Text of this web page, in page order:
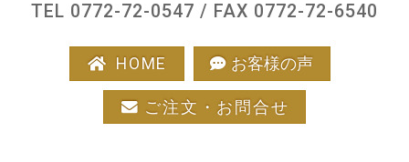
TEL 0772-72-0547 / FAX 0772-72-6540
HOME お客様の声
ご注文・お問合せ